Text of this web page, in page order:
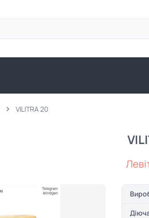
VILITRA 20